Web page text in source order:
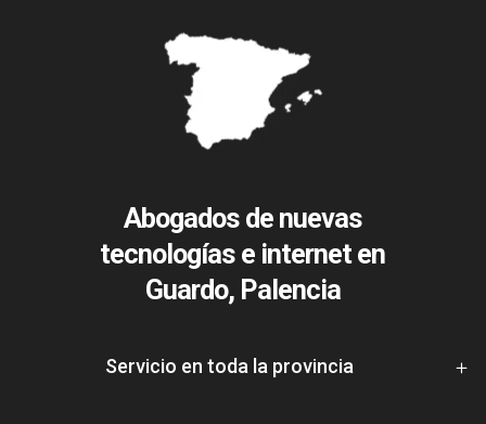
Abogados de nuevas
tecnologías e internet en
Guardo, Palencia
Servicio en toda la provincia